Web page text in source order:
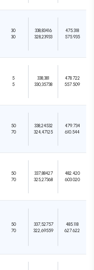
30
30
338,83416
328,23933
475.318
575.935
5
5
338,381
330,35738
478.722
557.509
50
70
338,24532
324,47125
479.734
610.544
50
70
337,88427
325,27368
482.420
603.020
50
70
337,52757
322,69559
485.118
627.622